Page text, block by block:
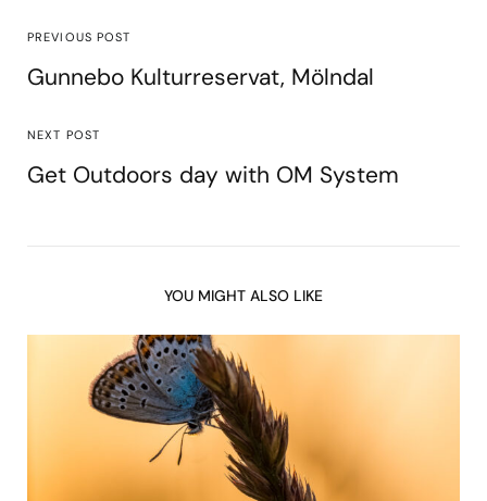
PREVIOUS POST
Gunnebo Kulturreservat, Mölndal
NEXT POST
Get Outdoors day with OM System
YOU MIGHT ALSO LIKE